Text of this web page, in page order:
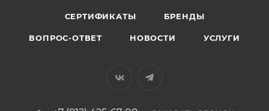
СЕРТИФИКАТЫ БРЕНДЫ
ВОПРОС-ОТВЕТ НОВОСТИ УСЛУГИ